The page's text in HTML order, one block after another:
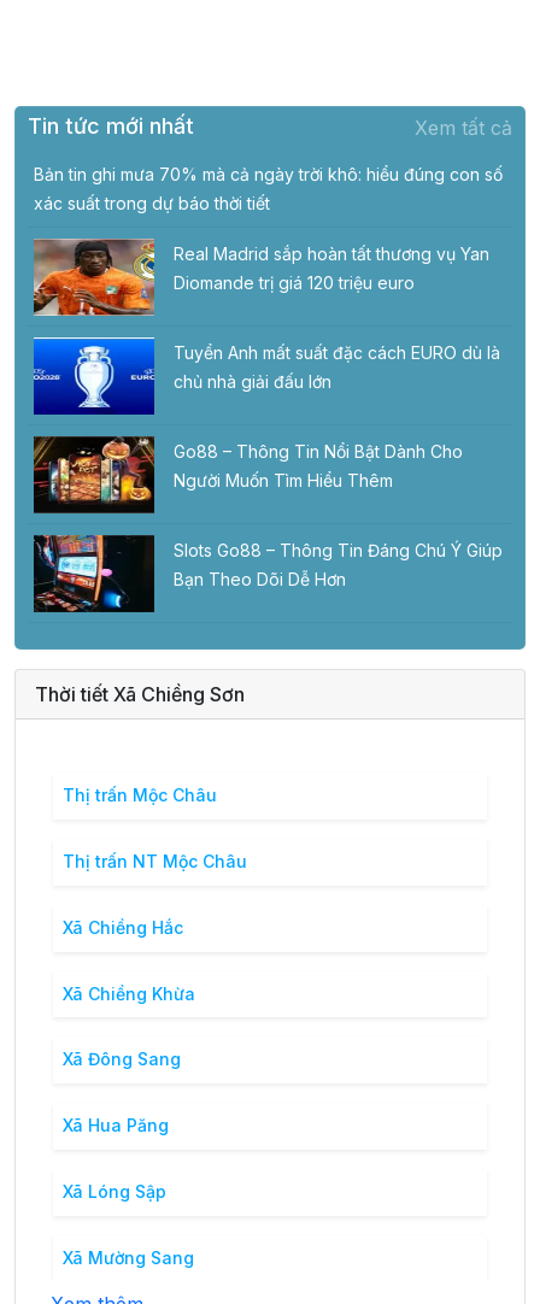
Tin tức mới nhất Xem tất cả
Bản tin ghi mưa 70% mà cả ngày trời khô: hiểu đúng con số
xác suất trong dự báo thời tiết
Real Madrid sắp hoàn tất thương vụ Yan
Diomande trị giá 120 triệu euro
Tuyển Anh mất suất đặc cách EURO dù là
chủ nhà giải đấu lớn
Go88 – Thông Tin Nổi Bật Dành Cho
Người Muốn Tìm Hiểu Thêm
Slots Go88 – Thông Tin Đáng Chú Ý Giúp
Bạn Theo Dõi Dễ Hơn
Thời tiết Xã Chiềng Sơn
Thị trấn Mộc Châu
Thị trấn NT Mộc Châu
Xã Chiềng Hắc
Xã Chiềng Khừa
Xã Đông Sang
Xã Hua Păng
Xã Lóng Sập
Xã Mường Sang